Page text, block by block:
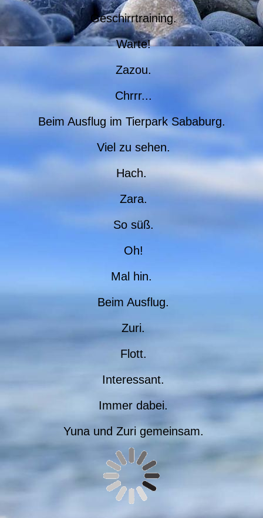
Geschirrtraining.
Warte!
Zazou.
Chrrr...
Beim Ausflug im Tierpark Sababurg.
Viel zu sehen.
Hach.
Zara.
So süß.
Oh!
Mal hin.
Beim Ausflug.
Zuri.
Flott.
Interessant.
Immer dabei.
Yuna und Zuri gemeinsam.